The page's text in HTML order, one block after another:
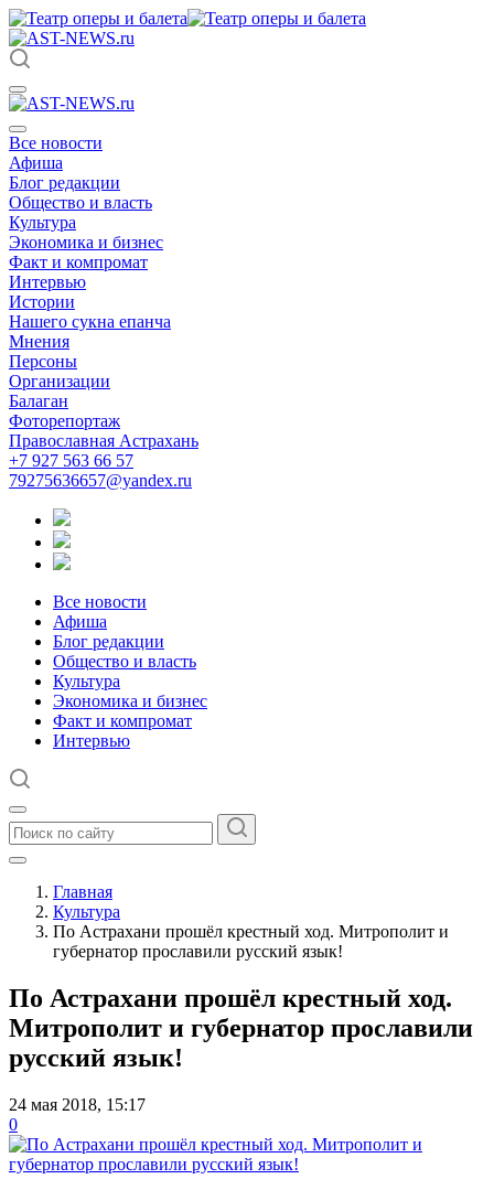
Все новости
Афиша
Блог редакции
Общество и власть
Культура
Экономика и бизнес
Факт и компромат
Интервью
Истории
Нашего сукна епанча
Мнения
Персоны
Организации
Балаган
Фоторепортаж
Православная Астрахань
+7 927 563 66 57
79275636657@yandex.ru
Все новости
Афиша
Блог редакции
Общество и власть
Культура
Экономика и бизнес
Факт и компромат
Интервью
Главная
Культура
По Астрахани прошёл крестный ход. Митрополит и
губернатор прославили русский язык!
По Астрахани прошёл крестный ход.
Митрополит и губернатор прославили
русский язык!
24 мая 2018, 15:17
0